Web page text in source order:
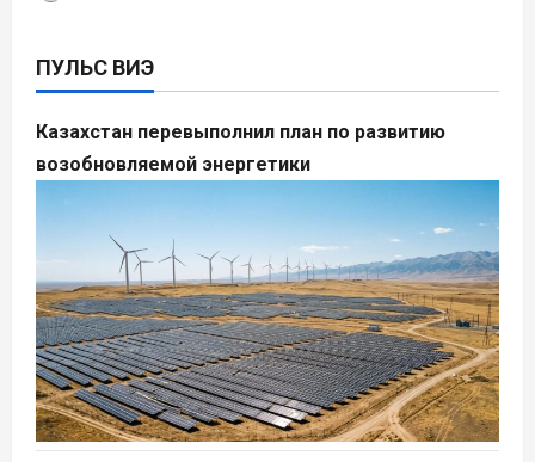
ПУЛЬС ВИЭ
Казахстан перевыполнил план по развитию
возобновляемой энергетики